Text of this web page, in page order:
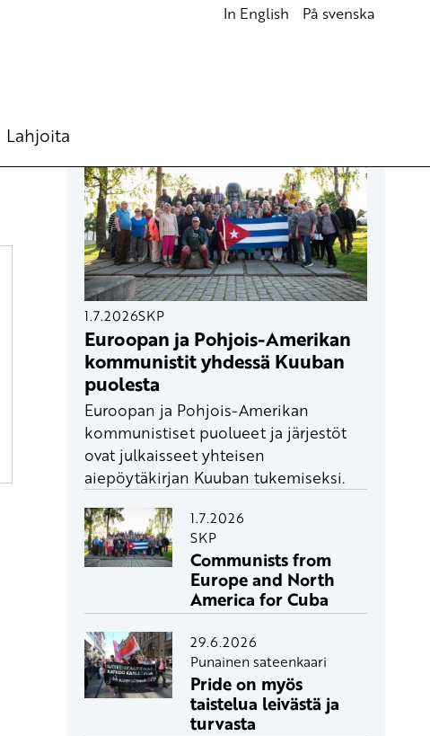
In English På svenska
Lahjoita
1.7.2026SKP
Euroopan ja Pohjois-Amerikan
kommunistit yhdessä Kuuban
puolesta
Euroopan ja Pohjois-Amerikan
kommunistiset puolueet ja järjestöt
ovat julkaisseet yhteisen
aiepöytäkirjan Kuuban tukemiseksi.
1.7.2026
SKP
Communists from
Europe and North
America for Cuba
29.6.2026
Punainen sateenkaari
Pride on myös
taistelua leivästä ja
turvasta